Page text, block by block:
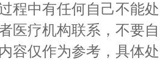
程中有任何自己不能处
医疗机构联系，不要自
容仅作为参考，具体处